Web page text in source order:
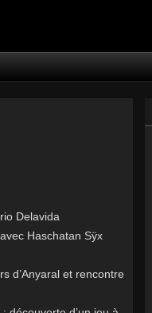
Delavida
Haschatan Sÿx
d’Anyaral et rencontre